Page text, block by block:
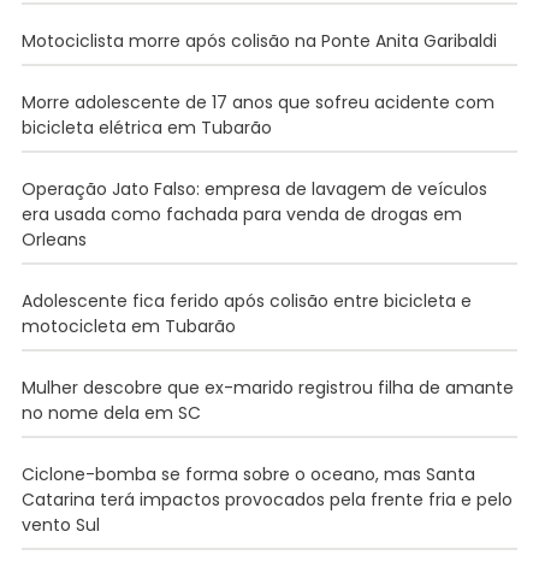
Motociclista morre após colisão na Ponte Anita Garibaldi
Morre adolescente de 17 anos que sofreu acidente com
bicicleta elétrica em Tubarão
Operação Jato Falso: empresa de lavagem de veículos
era usada como fachada para venda de drogas em
Orleans
Adolescente fica ferido após colisão entre bicicleta e
motocicleta em Tubarão
Mulher descobre que ex-marido registrou filha de amante
no nome dela em SC
Ciclone-bomba se forma sobre o oceano, mas Santa
Catarina terá impactos provocados pela frente fria e pelo
vento Sul